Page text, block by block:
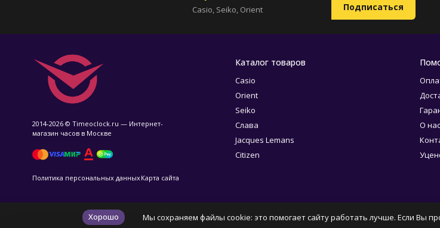
Casio, Seiko, Orient
2014-2026 © Timeoclock.ru — Интернет-
магазин часов в Москве
Политика персональных данныхКарта сайта
Каталог товаров
Casio
Orient
Seiko
Слава
Jacques Lemans
Citizen
О нас
Хорошо Мы сохраняем файлы cookie: это помогает сайту работать лучше. Если Вы